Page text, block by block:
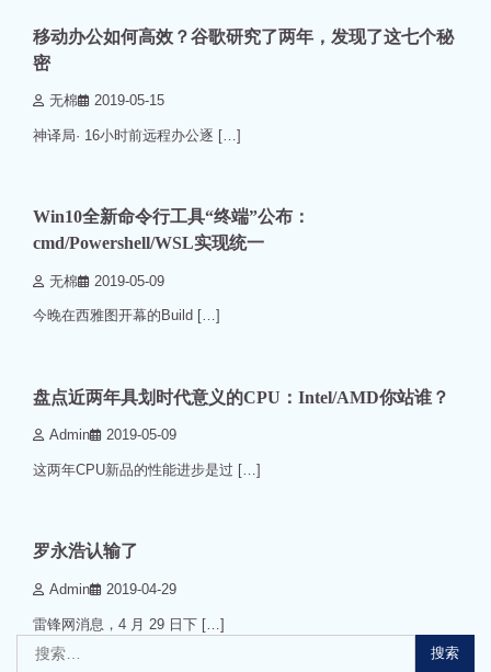
移动办公如何高效？谷歌研究了两年，发现了这七个秘
密
无棉 2019-05-15
神译局· 16小时前远程办公逐 […]
Win10全新命令行工具“终端”公布：
cmd/Powershell/WSL实现统一
无棉 2019-05-09
今晚在西雅图开幕的Build […]
盘点近两年具划时代意义的CPU：Intel/AMD你站谁？
Admin 2019-05-09
这两年CPU新品的性能进步是过 […]
罗永浩认输了
Admin 2019-04-29
雷锋网消息，4 月 29 日下 […]